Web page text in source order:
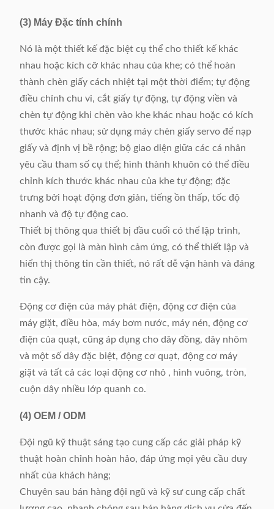
(3) Máy Đặc tính chính
Nó là một thiết kế đặc biệt cụ thể cho thiết kế khác
nhau hoặc kích cỡ khác nhau của khe; có thể hoàn
thành chèn giấy cách nhiệt tại một thời điểm; tự động
điều chỉnh chu vi, cắt giấy tự động, tự động viền và
chèn tự động khi chèn vào khe khác nhau hoặc có kích
thước khác nhau; sử dụng máy chèn giấy servo để nạp
giấy và định vị bề rộng; bộ giao diện giữa các cá nhân
yêu cầu tham số cụ thể; hình thành khuôn có thể điều
chỉnh kích thước khác nhau của khe tự động; đặc
trưng bởi hoạt động đơn giản, tiếng ồn thấp, tốc độ
nhanh và độ tự động cao.
Thiết bị thông qua thiết bị đầu cuối có thể lập trình,
còn được gọi là màn hình cảm ứng, có thể thiết lập và
hiển thị thông tin cần thiết, nó rất dễ vận hành và đáng
tin cậy.
Động cơ điện của máy phát điện, động cơ điện của
máy giặt, điều hòa, máy bơm nước, máy nén, động cơ
điện của quạt, cũng áp dụng cho dây đồng, dây nhôm
và một số dây đặc biệt, động cơ quạt, động cơ máy
giặt và tất cả các loại động cơ nhỏ , hình vuông, tròn,
cuộn dây nhiều lớp quanh co.
(4) OEM / ODM
Đội ngũ kỹ thuật sáng tạo cung cấp các giải pháp kỹ
thuật hoàn chỉnh hoàn hảo, đáp ứng mọi yêu cầu duy
nhất của khách hàng;
Chuyên sau bán hàng đội ngũ và kỹ sư cung cấp chất